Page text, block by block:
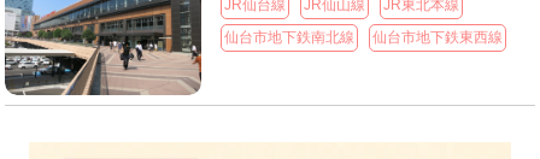
JR仙台線 JR仙山線
JR東北本線
仙台市地下鉄南北線
仙台市地下鉄東西線